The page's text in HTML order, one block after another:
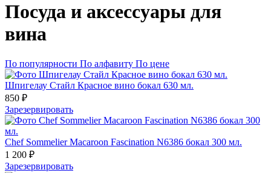
Посуда и аксессуары для
вина
По популярности По алфавиту По цене
Шпигелау Стайл Красное вино бокал 630 мл.
850 ₽
Зарезервировать
Chef Sommelier Macaroon Fascination N6386 бокал 300 мл.
1 200 ₽
Зарезервировать